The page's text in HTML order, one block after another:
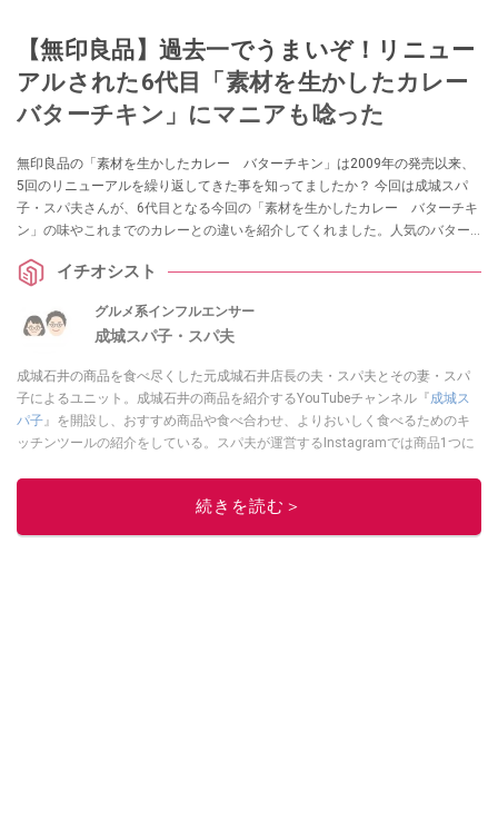
【無印良品】過去一でうまいぞ！リニュー
アルされた6代目「素材を生かしたカレー
バターチキン」にマニアも唸った
無印良品の「素材を生かしたカレー バターチキン」は2009年の発売以来、
5回のリニューアルを繰り返してきた事を知ってましたか？ 今回は成城スパ
子・スパ夫さんが、6代目となる今回の「素材を生かしたカレー バターチキ
ン」の味やこれまでのカレーとの違いを紹介してくれました。人気のバター
イチオシスト
グルメ系インフルエンサー
成城スパ子・スパ夫
成城石井の商品を食べ尽くした元成城石井店長の夫・スパ夫とその妻・スパ
子によるユニット。成城石井の商品を紹介するYouTubeチャンネル『成城ス
パ子 』を開設し、おすすめ商品や食べ合わせ、よりおいしく食べるためのキ
ッチンツールの紹介をしている。スパ夫が運営するInstagramでは商品1つに
ィープな魅力を発信している。
続きを読む＞